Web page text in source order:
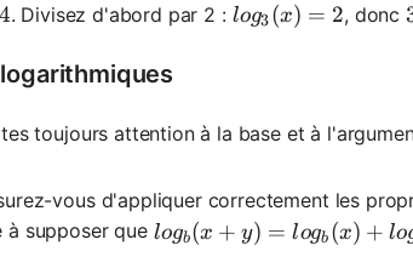
4. Divisez d'abord par 2 : log_3(x) = 2
log3(x) = 2, donc
toujours attention à la base et à
vous d'appliquer correctement les
à supposer que log_b(x+y) = log_b(x) +
logb(x + y) = logb (x) + lo